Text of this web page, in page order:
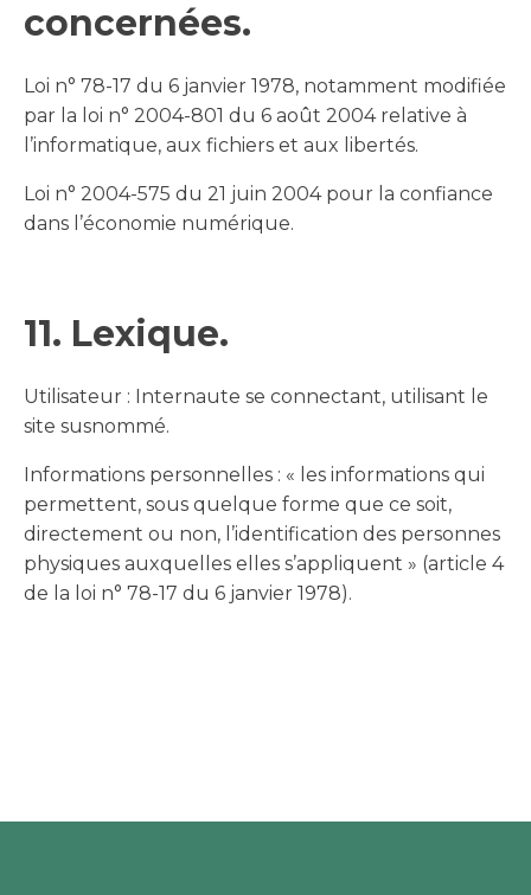
concernées.
Loi n° 78-17 du 6 janvier 1978, notamment modifiée
par la loi n° 2004-801 du 6 août 2004 relative à
l’informatique, aux fichiers et aux libertés.
Loi n° 2004-575 du 21 juin 2004 pour la confiance
dans l’économie numérique.
11. Lexique.
Utilisateur : Internaute se connectant, utilisant le
site susnommé.
Informations personnelles : « les informations qui
permettent, sous quelque forme que ce soit,
directement ou non, l’identification des personnes
physiques auxquelles elles s’appliquent » (article 4
de la loi n° 78-17 du 6 janvier 1978).